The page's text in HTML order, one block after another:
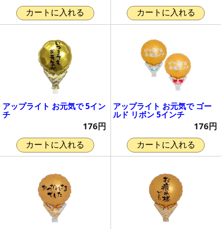
カートに入れる カートに入れる
アップライト お元気で 5イン
チ
176円
カートに入れる
アップライト お元気で ゴー
ルド リボン 5インチ
176円
カートに入れる